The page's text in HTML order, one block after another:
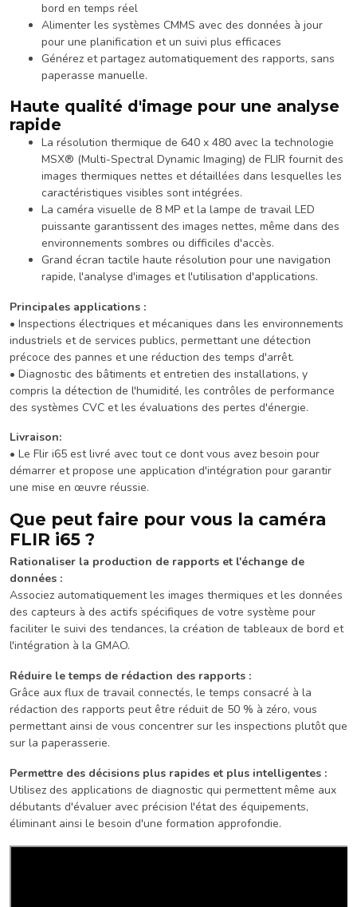
bord en temps réel
Alimenter les systèmes CMMS avec des données à jour
pour une planification et un suivi plus efficaces
Générez et partagez automatiquement des rapports, sans
paperasse manuelle.
Haute qualité d'image pour une analyse
rapide
La résolution thermique de 640 x 480 avec la technologie
MSX® (Multi-Spectral Dynamic Imaging) de FLIR fournit des
images thermiques nettes et détaillées dans lesquelles les
caractéristiques visibles sont intégrées.
La caméra visuelle de 8 MP et la lampe de travail LED
puissante garantissent des images nettes, même dans des
environnements sombres ou difficiles d'accès.
Grand écran tactile haute résolution pour une navigation
rapide, l'analyse d'images et l'utilisation d'applications.
Principales applications :
• Inspections électriques et mécaniques dans les environnements
industriels et de services publics, permettant une détection
précoce des pannes et une réduction des temps d'arrêt.
• Diagnostic des bâtiments et entretien des installations, y
compris la détection de l'humidité, les contrôles de performance
des systèmes CVC et les évaluations des pertes d'énergie.
Livraison:
• Le Flir i65 est livré avec tout ce dont vous avez besoin pour
démarrer et propose une application d'intégration pour garantir
une mise en œuvre réussie.
Que peut faire pour vous la caméra
FLIR i65 ?
Rationaliser la production de rapports et l'échange de
données :
Associez automatiquement les images thermiques et les données
des capteurs à des actifs spécifiques de votre système pour
faciliter le suivi des tendances, la création de tableaux de bord et
l'intégration à la GMAO.
Réduire le temps de rédaction des rapports :
Grâce aux flux de travail connectés, le temps consacré à la
rédaction des rapports peut être réduit de 50 % à zéro, vous
permettant ainsi de vous concentrer sur les inspections plutôt que
sur la paperasserie.
Permettre des décisions plus rapides et plus intelligentes :
Utilisez des applications de diagnostic qui permettent même aux
débutants d'évaluer avec précision l'état des équipements,
éliminant ainsi le besoin d'une formation approfondie.